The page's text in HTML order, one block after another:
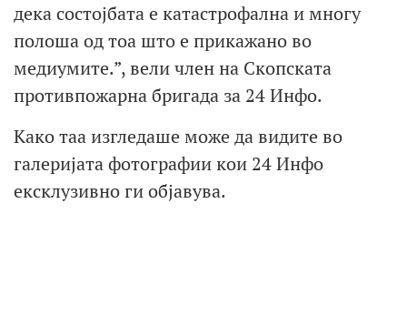
дека состојбата е катастрофална и многу
полоша од тоа што е прикажано во
медиумите.”, вели член на Скопската
противпожарна бригада за 24 Инфо.
Како таа изгледаше може да видите во
галеријата фотографии кои 24 Инфо
ексклузивно ги објавува.